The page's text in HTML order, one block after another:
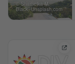
© Shameika M.
Black, Unsplash.com